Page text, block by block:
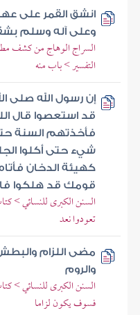
انشق القمر على
وعلى آله وسلم
السراج الوهاج من كشف
التفسير > باب منه
إن رسول الله صلى
قد استعصوا قال
فأخذتهم السنة
شيء حتى أكلوا
كهيئة الدخان
قومك قد هلكوا
السنن الكبرى للنسائي >
تعودوا نعد
مضى اللزام
والروم
السنن الكبرى للنسائي >
فسوف يكون لزاما